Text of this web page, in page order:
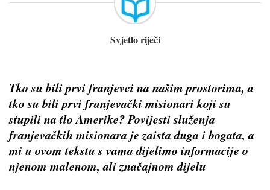
Svjetlo riječi
Tko su bili prvi franjevci na našim prostorima, a
tko su bili prvi franjevački misionari koji su
stupili na tlo Amerike? Povijesti služenja
franjevačkih misionara je zaista duga i bogata, a
mi u ovom tekstu s vama dijelimo informacije o
njenom malenom, ali značajnom dijelu